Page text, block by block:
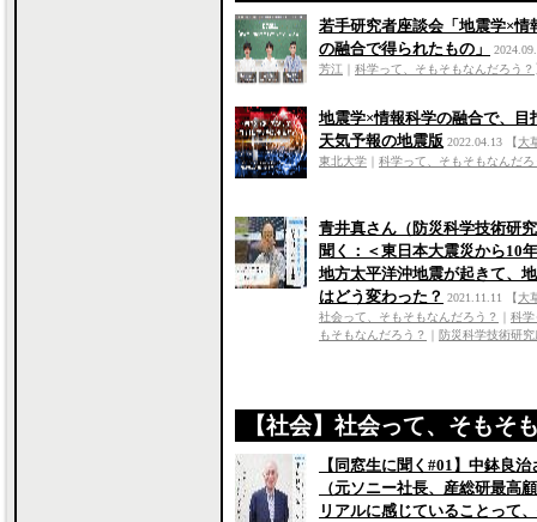
若手研究者座談会「地震学×情
の融合で得られたもの」
芳江
科学って、そもそもなんだろう？
地震学×情報科学の融合で、目
天気予報の地震版 2022.04.13 【大
東北大学
科学って、そもそもなんだろ
青井真さん（防災科学技術研
聞く：＜東日本大震災から10
地方太平洋沖地震が起きて、
はどう変わった？ 2021.11.11 【大
社会って、そもそもなんだろう？
科学
もそもなんだろう？
防災科学技術研究
【社会】社会って、そもそ
【同窓生に聞く#01】中鉢良治
（元ソニー社長、産総研最高
リアルに感じていることって